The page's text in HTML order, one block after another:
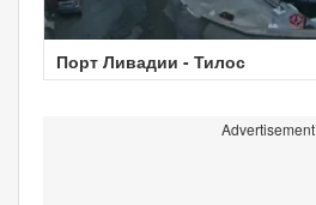
Порт Ливадии - Тилос
Advertisement